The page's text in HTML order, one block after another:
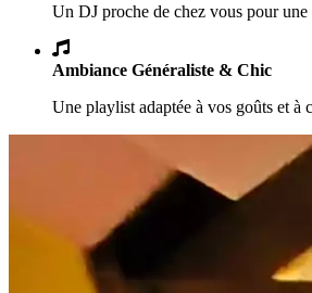
Un DJ proche de chez vous pour une
Ambiance Généraliste & Chic
Une playlist adaptée à vos goûts et à